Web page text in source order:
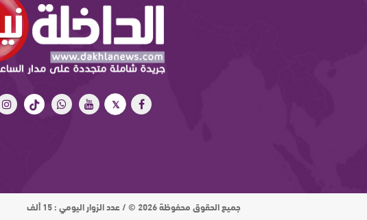
جميع الحقوق محفوظة 2026 © / عدد الزوار اليومي : 15 ألف